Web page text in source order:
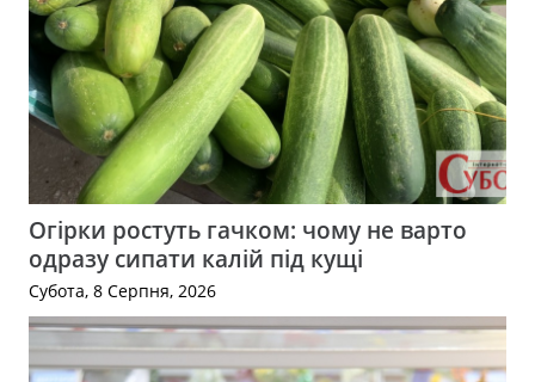
Огірки ростуть гачком: чому не варто
одразу сипати калій під кущі
Субота, 8 Серпня, 2026